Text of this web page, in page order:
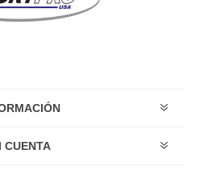
CUENTA